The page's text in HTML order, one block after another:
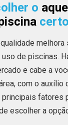
o
de piscinas.
e cabe a
com o
fatores
escolher a